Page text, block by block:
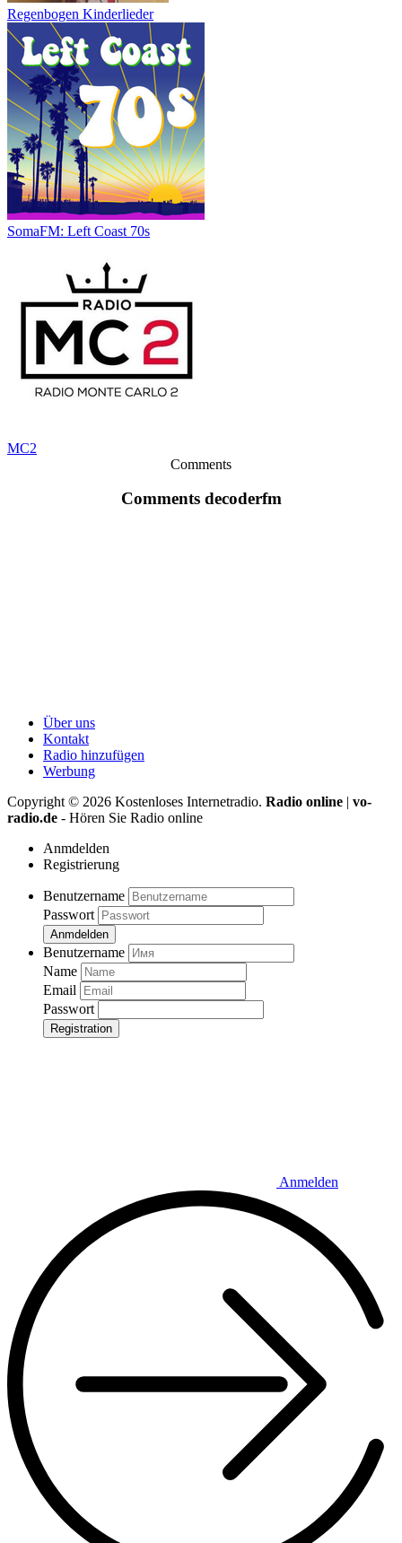
Regenbogen Kinderlieder
SomaFM: Left Coast 70s
MC2
Comments
Comments decoderfm
Über uns
Kontakt
Radio hinzufügen
Werbung
Copyright © 2026 Kostenloses Internetradio. Radio online | vo-
radio.de - Hören Sie Radio online
Anmdelden
Registrierung
Benutzername
Passwort
Anmdelden
Benutzername
Name
Email
Passwort
Registration
Anmelden